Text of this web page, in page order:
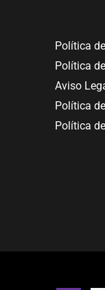
Política
Política
Aviso
Política
Política